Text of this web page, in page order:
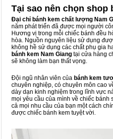
Tại sao nên chọn shop
Đại chỉ bánh kem chất lượng Nam
năm phát triển đã được mọi người
Hương vị trong mỗi chiếc bánh đều
hòa. Nguồn nguyên liệu sử dụng
không hề sử dụng các chất phụ gia
bánh kem Nam Giang tại cửa hàng
sẽ không làm bạn thất vọng.
Đội ngũ nhân viên của bánh kem
chuyên nghiệp, có chuyên môn cao
dày dạn kinh nghiệm trong lĩnh vực
mọi yêu cầu của mình về chiếc bánh
cả mọi nhu cầu của bạn một cách
được chiếc bánh kem tuyệt vời.